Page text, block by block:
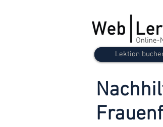
Lektion